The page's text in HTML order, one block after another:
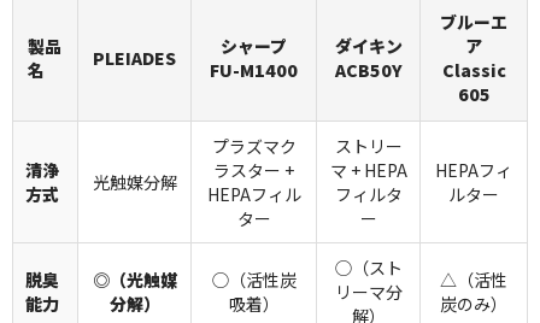
製品
名
PLEIADES
シャープ
FU-M1400
ダイキン
ACB50Y
ブルーエ
ア
Classic
605
清浄
方式
光触媒分解
プラズマク
ラスター +
HEPAフィル
ター
ストリー
マ + HEPA
フィルタ
ー
HEPAフィ
ルター
脱臭
能力
◎（光触媒
分解）
◯（活性炭
吸着）
◯（スト
リーマ分
解）
△（活性
炭のみ）